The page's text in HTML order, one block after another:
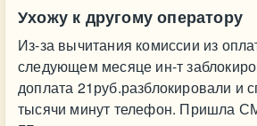
Ухожу к другому оператору
Из-за вычитания комиссии из
следующем месяце ин-т
доплата 21руб.разблокировали и
тысячи минут телефон. Пришла